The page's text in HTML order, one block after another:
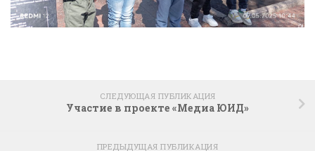
СЛЕДУЮЩАЯ ПУБЛИКАЦИЯ
Участие в проекте «Медиа ЮИД»
ПРЕДЫДУЩАЯ ПУБЛИКАЦИЯ